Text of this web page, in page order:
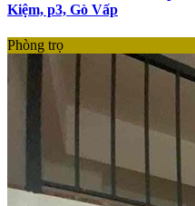
Kiệm, p3, Gò Vấp
Phòng trọ